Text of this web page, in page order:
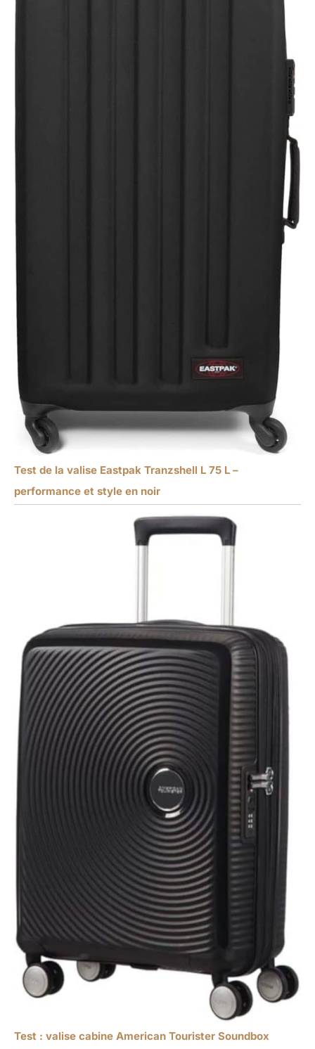
Test de la valise Eastpak Tranzshell L 75 L –
performance et style en noir
Test : valise cabine American Tourister Soundbox